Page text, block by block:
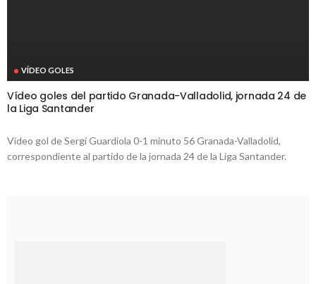
VÍDEO GOLES
Vídeo goles del partido Granada-Valladolid, jornada 24 de
la Liga Santander
Vídeo gol de Sergi Guardiola 0-1 minuto 56 Granada-Valladolid,
correspondiente al partido de la jornada 24 de la Liga Santander.